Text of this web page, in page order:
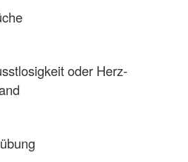
oder Herz-